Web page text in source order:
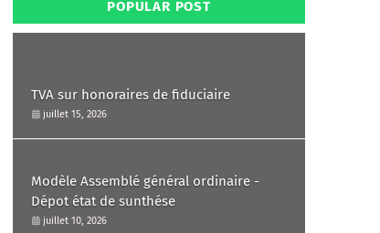
POPULAR POST
TVA sur honoraires de fiduciaire
juillet 15, 2026
Modèle Assemblé général ordinaire -
Dépot état de sunthése
juillet 10, 2026